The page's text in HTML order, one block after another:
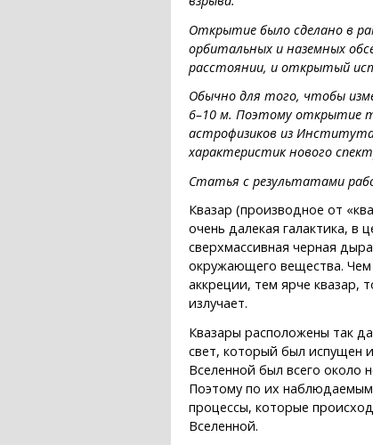
Открытие было сделано в
орбитальных и наземных
расстоянии, и открытый
Обычно для того, чтобы
6–10 м. Поэтому открытие
астрофизиков из Института
характеристик нового
Статья с результатами
Квазар (производное от
очень далекая галактика, в
сверхмассивная черная
окружающего вещества. Чем
аккреции, тем ярче квазар,
излучает.
Квазары расположены так
свет, который был испущен
Вселенной был всего около
Поэтому по их
процессы, которые
Вселенной.